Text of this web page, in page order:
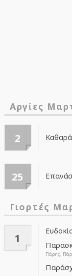
Αργίες
2
25
Γιορτές
1
Πάρης,